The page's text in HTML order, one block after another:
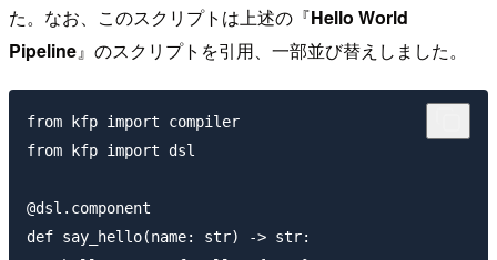
た。なお、このスクリプトは上述の『Hello World
Pipeline』のスクリプトを引用、一部並び替えしました。
from kfp import compiler
from kfp import dsl
@dsl.component
def say_hello(name: str) -> str: